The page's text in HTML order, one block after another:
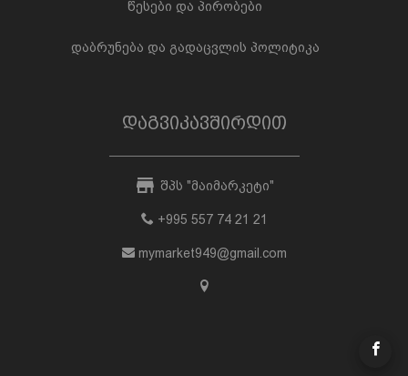
წესები და პირობები
დაბრუნება და გადაცვლის პოლიტიკა
დაგვიკავშირდით
შპს "მაიმარკეტი"
+995 557 74 21 21
mymarket949@gmail.com